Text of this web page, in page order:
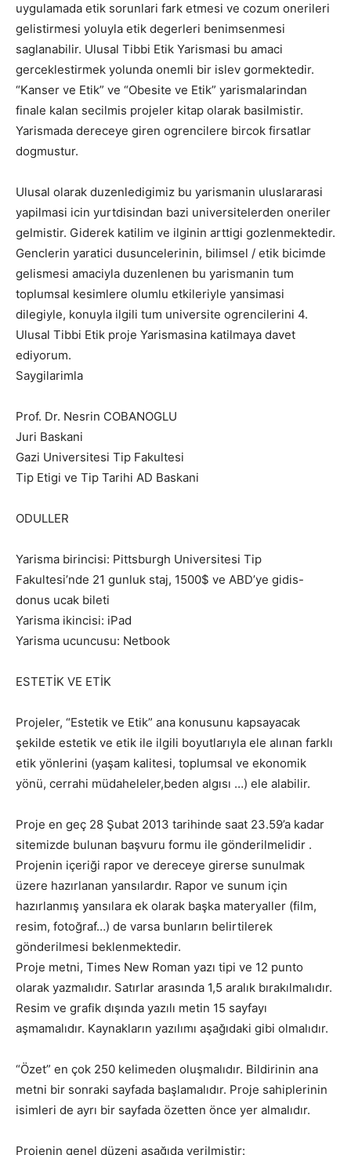
uygulamada etik sorunlari fark etmesi ve cozum onerileri
gelistirmesi yoluyla etik degerleri benimsenmesi
saglanabilir. Ulusal Tibbi Etik Yarismasi bu amaci
gerceklestirmek yolunda onemli bir islev gormektedir.
“Kanser ve Etik” ve “Obesite ve Etik” yarismalarindan
finale kalan secilmis projeler kitap olarak basilmistir.
Yarismada dereceye giren ogrencilere bircok firsatlar
dogmustur.
Ulusal olarak duzenledigimiz bu yarismanin uluslararasi
yapilmasi icin yurtdisindan bazi universitelerden oneriler
gelmistir. Giderek katilim ve ilginin arttigi gozlenmektedir.
Genclerin yaratici dusuncelerinin, bilimsel / etik bicimde
gelismesi amaciyla duzenlenen bu yarismanin tum
toplumsal kesimlere olumlu etkileriyle yansimasi
dilegiyle, konuyla ilgili tum universite ogrencilerini 4.
Ulusal Tibbi Etik proje Yarismasina katilmaya davet
ediyorum.
Saygilarimla
Prof. Dr. Nesrin COBANOGLU
Juri Baskani
Gazi Universitesi Tip Fakultesi
Tip Etigi ve Tip Tarihi AD Baskani
ODULLER
Yarisma birincisi: Pittsburgh Universitesi Tip
Fakultesi’nde 21 gunluk staj, 1500$ ve ABD’ye gidis-
donus ucak bileti
Yarisma ikincisi: iPad
Yarisma ucuncusu: Netbook
ESTETİK VE ETİK
Projeler, “Estetik ve Etik” ana konusunu kapsayacak
şekilde estetik ve etik ile ilgili boyutlarıyla ele alınan farklı
etik yönlerini (yaşam kalitesi, toplumsal ve ekonomik
yönü, cerrahi müdaheleler,beden algısı …) ele alabilir.
Proje en geç 28 Şubat 2013 tarihinde saat 23.59’a kadar
sitemizde bulunan başvuru formu ile gönderilmelidir .
Projenin içeriği rapor ve dereceye girerse sunulmak
üzere hazırlanan yansılardır. Rapor ve sunum için
hazırlanmış yansılara ek olarak başka materyaller (film,
resim, fotoğraf…) de varsa bunların belirtilerek
gönderilmesi beklenmektedir.
Proje metni, Times New Roman yazı tipi ve 12 punto
olarak yazmalıdır. Satırlar arasında 1,5 aralık bırakılmalıdır.
Resim ve grafik dışında yazılı metin 15 sayfayı
aşmamalıdır. Kaynakların yazılımı aşağıdaki gibi olmalıdır.
“Özet” en çok 250 kelimeden oluşmalıdır. Bildirinin ana
metni bir sonraki sayfada başlamalıdır. Proje sahiplerinin
isimleri de ayrı bir sayfada özetten önce yer almalıdır.
Projenin genel düzeni aşağıda verilmiştir: